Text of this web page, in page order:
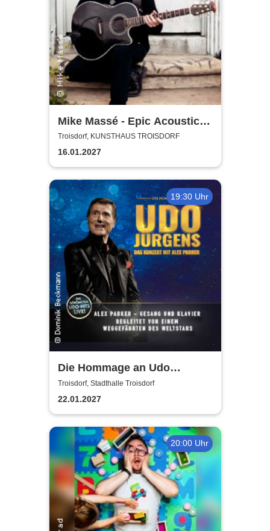
Mike Massé - Epic Acoustic
Classic Rock in Concert
Troisdorf, KUNSTHAUS TROISDORF
16.01.2027
19:30 Uhr
Die Hommage an Udo
Jürgens - Das Konzert mit
Alex Parker
Troisdorf, Stadthalle Troisdorf
22.01.2027
20:00 Uhr